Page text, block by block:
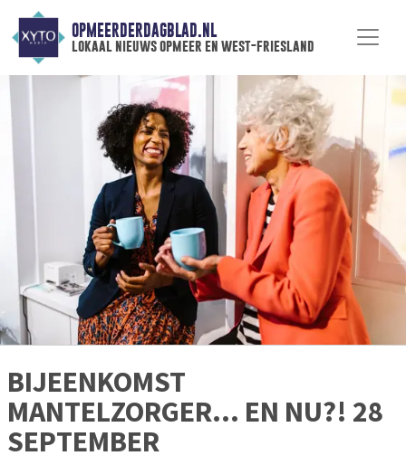
OPMEERDERDAGBLAD.NL
lokaal nieuws opmeer en west-friesland
BIJEENKOMST
MANTELZORGER… EN NU?! 28
SEPTEMBER